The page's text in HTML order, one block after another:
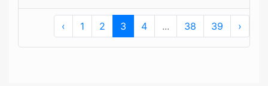
‹ 1 2 3 4 ... 38 39 ›